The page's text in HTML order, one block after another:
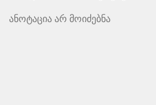
ანოტაცია არ მოიძებნა